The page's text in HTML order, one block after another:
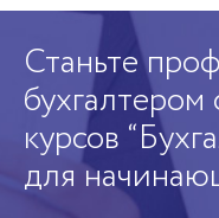
Станьте
курсов
для